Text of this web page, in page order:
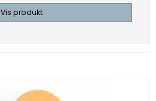
Vis produkt